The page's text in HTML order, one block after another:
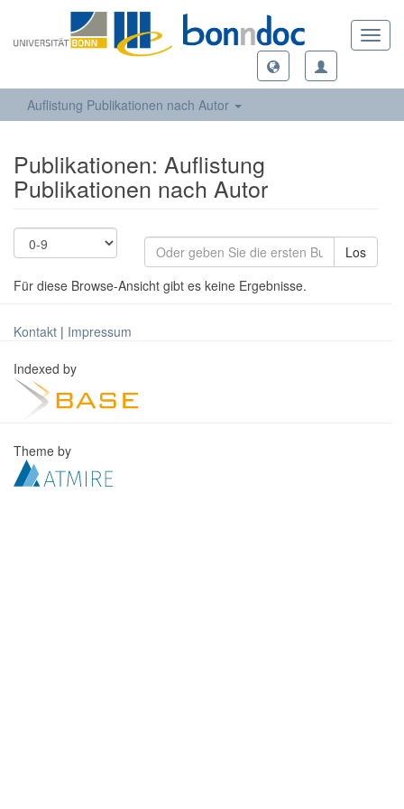
Auflistung Publikationen nach Autor
Publikationen: Auflistung
Publikationen nach Autor
Los
Für diese Browse-Ansicht gibt es keine Ergebnisse.
Kontakt | Impressum
Indexed by
Theme by